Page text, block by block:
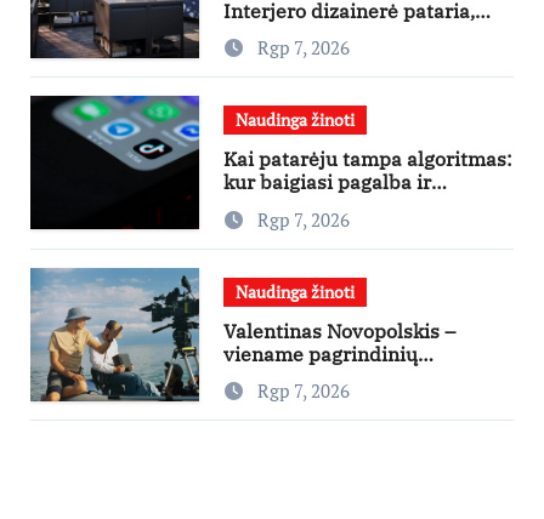
Interjero dizainerė pataria,
nuo ko pradėti
Rgp 7, 2026
Naudinga žinoti
Kai patarėju tampa algoritmas:
kur baigiasi pagalba ir
prasideda reklama?
Rgp 7, 2026
Naudinga žinoti
Valentinas Novopolskis –
viename pagrindinių
vaidmenų penkių šalių filme
„Nugalėtoja“: Lietuvos kino
teatruose – nuo rugpjūčio 7-
Rgp 7, 2026